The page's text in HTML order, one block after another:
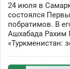
24 июля в
состоялся
побратимов. В
Ашхабада Рахим
«Туркменистан: